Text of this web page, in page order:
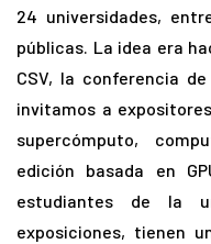
24 universidades,
públicas. La idea era
CSV, la conferencia
invitamos a
supercómputo,
edición basada en
estudiantes de la
exposiciones, tienen